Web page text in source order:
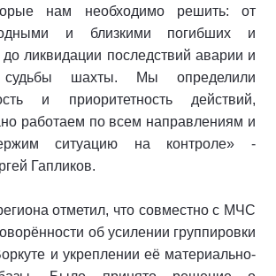
нам необходимо решить: от
и близкими погибших и
ликвидации последствий аварии и
судьбы шахты. Мы определили
и приоритетность действий,
работаем по всем направлениям и
ситуацию на контроле» -
Гапликов.
отметил, что совместно с МЧС
об усилении группировки
и укреплении её материально-